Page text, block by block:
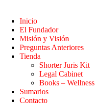
Inicio
El Fundador
Misión y Visión
Preguntas Anteriores
Tienda
Shorter Juris Kit
Legal Cabinet
Books – Wellness
Sumarios
Contacto